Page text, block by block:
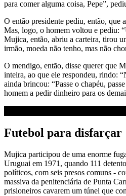
para comer alguma coisa, Pepe”,
O então presidente pediu, então, que
Mas, logo, o homem voltou e pediu:
Mujica, então, abriu a carteira, tirou
irmão, moeda não tenho, mas não
O mendigo, então, disse querer que
inteira, ao que ele respondeu, rindo:
ainda brincou: “Passe o chapéu,
homem a pedir dinheiro para os
Futebol para disfarçar
Mujica participou de uma enorme
Uruguai em 1971, quando 111
políticos, com seis presos comuns -
massiva da penitenciária de Punta
prisioneiros cavarem um túnel que